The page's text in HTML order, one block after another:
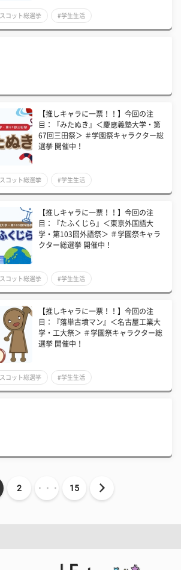
コット総選挙 #学生生活
【推しキャラに一票！！】今回の注
目：『みたぬき』＜慶應義塾大学・第
67回三田祭＞ ＃学園祭キャラクター総
選挙 開催中！
コット総選挙 #学生生活
【推しキャラに一票！！】今回の注
目：『たふくじら』＜東京外国語大
学・第103回外語祭＞ ＃学園祭キャラ
クター総選挙 開催中！
コット総選挙 #学生生活
【推しキャラに一票！！】今回の注
目：『落単古墳マン』＜名古屋工業大
学・工大祭＞ ＃学園祭キャラクター総
選挙 開催中！
コット総選挙 #学生生活
2 ・・・ 15